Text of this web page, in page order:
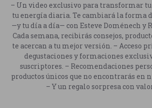
– Un video exclusivo para transformar
tu energía diaria. Te cambiará la forma
—y tu día a día— con Esteve Doménech y
Cada semana, recibirás consejos,
te acercan a tu mejor versión. – Acceso
degustaciones y formaciones
suscriptores. – Recomendaciones
productos únicos que no encontrarás en
– Y un regalo sorpresa con